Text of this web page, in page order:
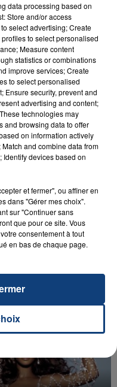
UNE FEMME ET
LA...
feu après avoir
bébé de trois mois
SE FAIRE
DE LA...
présenté ses
data processing based on
Store and/or access
select advertising; Create
to select personalised
Measure content
statistics or combinations
improve services; Create
to select personalised
Ensure security, prevent and
advertising and content;
technologies may
and browsing data to offer
on information actively
and combine data from
Identify devices based on
et fermer", ou affiner en
dans "Gérer mes choix".
sur "Continuer sans
que pour ce site. Vous
consentement à tout
en bas de chaque page.